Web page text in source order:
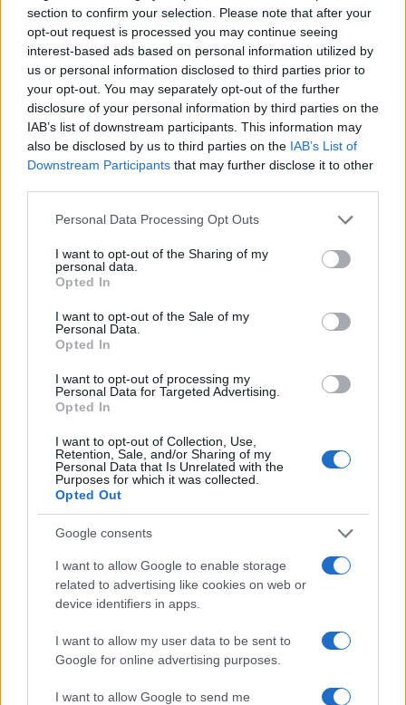
section to confirm your selection. Please note that after your
opt-out request is processed you may continue seeing
interest-based ads based on personal information utilized by
us or personal information disclosed to third parties prior to
your opt-out. You may separately opt-out of the further
disclosure of your personal information by third parties on the
IAB’s list of downstream participants. This information may
also be disclosed by us to third parties on the IAB’s List of
Downstream Participants that may further disclose it to other
Please note that this website/app uses one or more Google
not limited to your visit or usage behaviour. You may click to
grant or deny consent to Google and its third-party tags to
use your data for below specified purposes in below Google
consent section.
Personal Data Processing Opt Outs
I want to opt-out of the Sharing of my
personal data.
Opted In
I want to opt-out of the Sale of my
Personal Data.
Opted In
I want to opt-out of processing my
Personal Data for Targeted Advertising.
Opted In
I want to opt-out of Collection, Use,
Retention, Sale, and/or Sharing of my
Personal Data that Is Unrelated with the
Purposes for which it was collected.
Opted Out
Google consents
I want to allow Google to enable storage
related to advertising like cookies on web or
device identifiers in apps.
I want to allow my user data to be sent to
Google for online advertising purposes.
I want to allow Google to send me
La montagna in inverno si configura come un
tesoro di avventure e bellezze naturali, ideale
anche per chi non pratica lo sci. Scegliere una delle
mete esplorate garantirà un’esperienza
indimenticabile.
Niccolò Conforti
Niccolò Conforti ha seguito il lancio di una
startup napoletana in un incontro al Centro
pro-innovazione nel settore fintech. Analista
fintech, porta un dettaglio biografico:
mantiene un registro delle prime pitch a cui ha